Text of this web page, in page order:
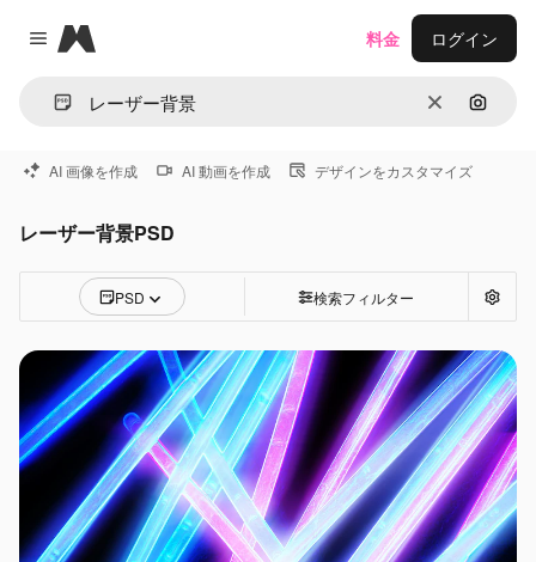
Close menu
Magnific
消去 画像で
料金 ログイン
AI 画像を作成 AI 動画を作成 デザインをカスタマイズ
レーザー背景PSD
PSD 検索フィルター